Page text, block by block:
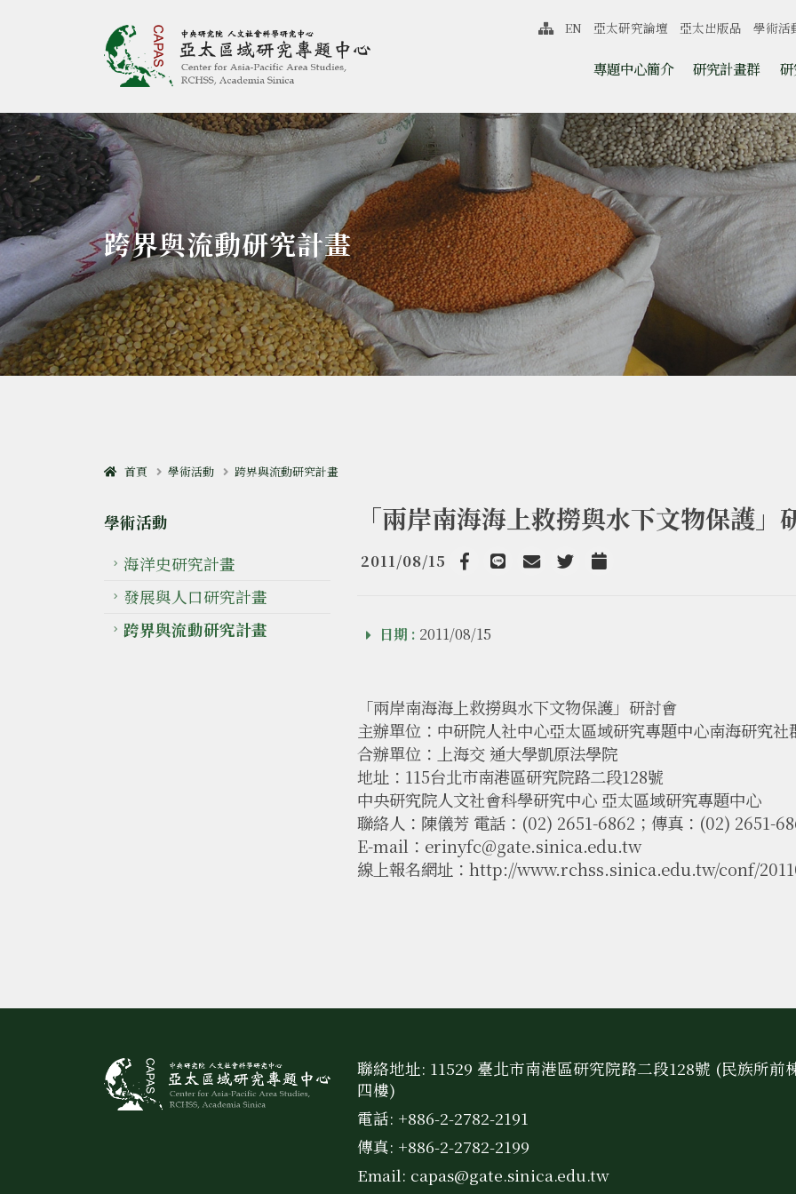
亞太區域研究專題中心 跳至中央區塊/Main Content
:::
專題中心簡介 研究計畫群
網站導覽
EN 亞太研究論壇 亞太出版品 學術活
:::
跨界與流動研究計畫
首頁 學術活動 跨界與流動研究計畫
學術活動
海洋史研究計畫
發展與人口研究計畫
跨界與流動研究計畫
「兩岸南海海上救撈與水下文物保護」
2011/08/15
Facebook
line emailTwitterAdd to Calendar
日期 : 2011/08/15
「兩岸南海海上救撈與水下文物保護」研討會
主辦單位：中研院人社中心亞太區域研究專題中心南海研究社
合辦單位：上海交 通大學凱原法學院
地址：115台北市南港區研究院路二段128號
中央研究院人文社會科學研究中心 亞太區域研究專題中心
聯絡人：陳儀芳 電話：(02) 2651-6862；傳真：(02) 2651-
E-mail：erinyfc@gate.sinica.edu.tw
線上報名網址：http://www.rchss.sinica.edu.tw/conf/
聯絡地址: 11529 臺北市南港區研究院路二段128號 (民族所前
四樓)
電話: +886-2-2782-2191
傳真: +886-2-2782-2199
Email: capas@gate.sinica.edu.tw